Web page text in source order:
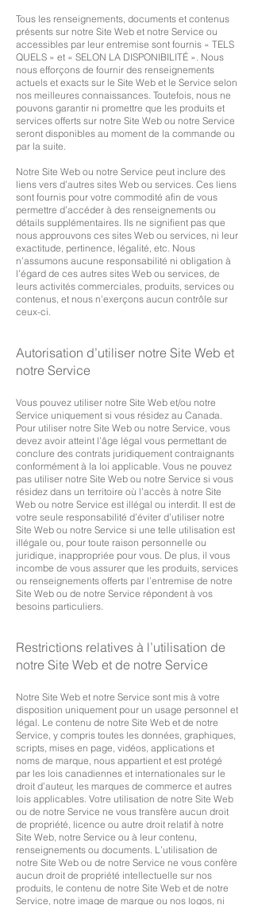
Tous les renseignements, documents et contenus
présents sur notre Site Web et notre Service ou
accessibles par leur entremise sont fournis « TELS
QUELS » et « SELON LA DISPONIBILITÉ ». Nous
nous efforçons de fournir des renseignements
actuels et exacts sur le Site Web et le Service selon
nos meilleures connaissances. Toutefois, nous ne
pouvons garantir ni promettre que les produits et
services offerts sur notre Site Web ou notre Service
seront disponibles au moment de la commande ou
par la suite.
Notre Site Web ou notre Service peut inclure des
liens vers d’autres sites Web ou services. Ces liens
sont fournis pour votre commodité afin de vous
permettre d’accéder à des renseignements ou
détails supplémentaires. Ils ne signifient pas que
nous approuvons ces sites Web ou services, ni leur
exactitude, pertinence, légalité, etc. Nous
n’assumons aucune responsabilité ni obligation à
l’égard de ces autres sites Web ou services, de
leurs activités commerciales, produits, services ou
contenus, et nous n’exerçons aucun contrôle sur
ceux-ci.
Autorisation d’utiliser notre Site Web et
notre Service
Vous pouvez utiliser notre Site Web et/ou notre
Service uniquement si vous résidez au Canada.
Pour utiliser notre Site Web ou notre Service, vous
devez avoir atteint l’âge légal vous permettant de
conclure des contrats juridiquement contraignants
conformément à la loi applicable. Vous ne pouvez
pas utiliser notre Site Web ou notre Service si vous
résidez dans un territoire où l’accès à notre Site
Web ou notre Service est illégal ou interdit. Il est de
votre seule responsabilité d’éviter d’utiliser notre
Site Web ou notre Service si une telle utilisation est
illégale ou, pour toute raison personnelle ou
juridique, inappropriée pour vous. De plus, il vous
incombe de vous assurer que les produits, services
ou renseignements offerts par l’entremise de notre
Site Web ou de notre Service répondent à vos
besoins particuliers.
Restrictions relatives à l’utilisation de
notre Site Web et de notre Service
Notre Site Web et notre Service sont mis à votre
disposition uniquement pour un usage personnel et
légal. Le contenu de notre Site Web et de notre
Service, y compris toutes les données, graphiques,
scripts, mises en page, vidéos, applications et
noms de marque, nous appartient et est protégé
par les lois canadiennes et internationales sur le
droit d’auteur, les marques de commerce et autres
lois applicables. Votre utilisation de notre Site Web
ou de notre Service ne vous transfère aucun droit
de propriété, licence ou autre droit relatif à notre
Site Web, notre Service ou à leur contenu,
renseignements ou documents. L’utilisation de
notre Site Web ou de notre Service ne vous confère
aucun droit de propriété intellectuelle sur nos
produits, le contenu de notre Site Web et de notre
Service, notre image de marque ou nos logos, ni